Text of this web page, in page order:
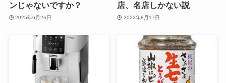
ンじゃないですか？
2025年6月26日
店、名店しかない説
2022年8月17日